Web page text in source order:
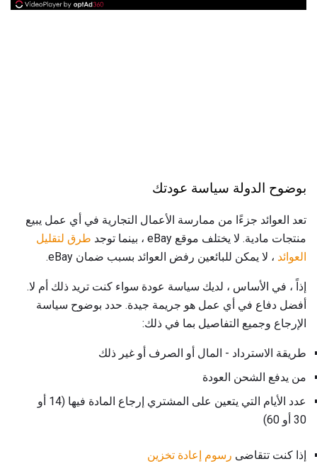
بوضوح الدولة سياسة عودتك
تعد العوائد جزءًا من ممارسة الأعمال التجارية في أي عمل يبيع
منتجات مادية. لا يختلف موقع eBay ، بينما توجد
طرق لتقليل
العوائد ، لا يمكن للبائعين رفض العوائد بسبب ضمان eBay.
إذاً ، في الأساس ، لديك سياسة عودة سواء كنت تريد ذلك أم لا.
أفضل دفاع في أي عمل هو جريمة جيدة. حدد بوضوح سياسة
الإرجاع وجميع التفاصيل بما في ذلك:
طريقة الاسترداد - المال أو الصرف أو غير ذلك
من يدفع الشحن العودة
عدد الأيام التي يتعين على المشتري إرجاع المادة فيها (14 أو
30 أو 60)
إذا كنت تتقاضى رسوم إعادة تخزين